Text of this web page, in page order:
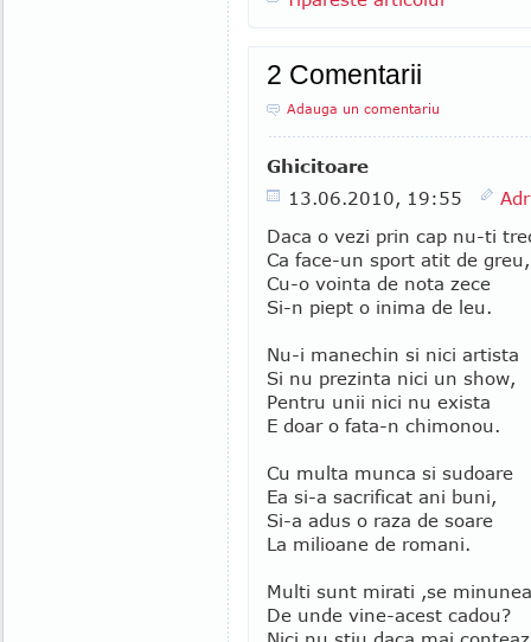
2 Comentarii
Adauga un comentariu
Ghicitoare
13.06.2010, 19:55
Daca o vezi prin cap nu-ti
Ca face-un sport atit de greu,
Cu-o vointa de nota zece
Si-n piept o inima de leu.
Nu-i manechin si nici artista
Si nu prezinta nici un show,
Pentru unii nici nu exista
E doar o fata-n chimonou.
Cu multa munca si sudoare
Ea si-a sacrificat ani buni,
Si-a adus o raza de soare
La milioane de romani.
Multi sunt mirati ,se
De unde vine-acest cadou?